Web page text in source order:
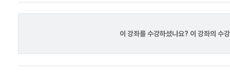
이 강좌를 수강하셨나요? 이 강좌의 수